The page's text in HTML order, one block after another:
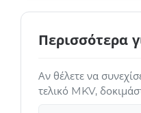
Περισσότερα
Αν θέλετε να
τελικό MKV,